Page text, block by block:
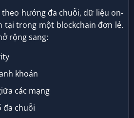
hướng đa chuỗi, dữ liệu on-
tại trong một blockchain đơn lẻ.
rộng sang:
khoản
các mạng
đa chuỗi